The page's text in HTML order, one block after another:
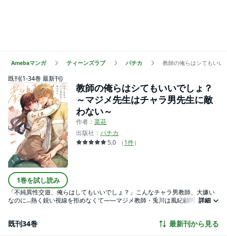
Amebaマンガ ティーンズラブ パチカ 教師の俺らはシてもいい
既刊(1-34巻 最新刊)
1巻を試し読み
教師の俺らはシてもいいでしょ？
～マジメ先生はチャラ男先生に敵
わない～
作者： 菜花
出版社： パチカ
5.0
（1件）
「不純異性交遊、俺らはしてもいいでしょ？」こんなチャラ男教師、大嫌い
なのに…熱く鋭い視線を拒めなくて――マジメ教師・兎川は風紀顧問として
そんな2人だけど…実は夜は“仲よし”で…!?「兎川先生のイイところ、ちゃんと
詳細
既刊34巻 最新刊から見る